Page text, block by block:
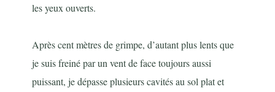
les yeux ouverts.
Après cent mètres de grimpe, d’autant plus lents que
je suis freiné par un vent de face toujours aussi
puissant, je dépasse plusieurs cavités au sol plat et